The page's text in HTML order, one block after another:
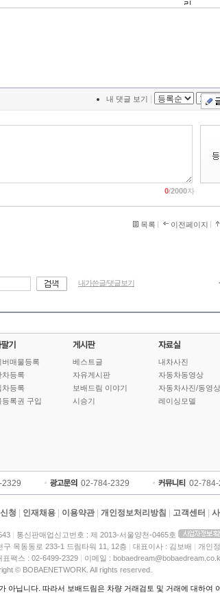
리..
내 댓글 보기
0/2000자
목록 이전페이지
내가쓴글/댓글보기
버매물등록
차등록
차등록
등록권 구입
베스트글
자유게시판
보배드림 이야기
시승기
내차사진
자동차동영상
자동차사진/동영상
레이싱모델
2329 02-784-2329 02-
청 인재채용 이용약관 개인정보처리방침 고객센터
| 통신판매업신고번호 : 제 2013-서울양천-0465호
구 목동동로 233-1 드림타워 11, 12층 | 대표이사 : 김보배 | 개인
표팩스 : 02-6499-2329 | 이메일 :
© BOBAENETWORK. All rights reserved.
아닙니다. 따라서 보배드림은 차량 거래검토 및 거래에 대하여